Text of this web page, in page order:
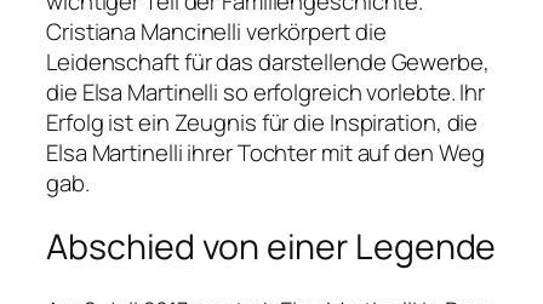
Cristiana Mancinelli verkörpert die
Leidenschaft für das darstellende Gewerbe,
die Elsa Martinelli so erfolgreich vorlebte. Ihr
Erfolg ist ein Zeugnis für die Inspiration, die
Elsa Martinelli ihrer Tochter mit auf den Weg
gab.
Abschied von einer Legende